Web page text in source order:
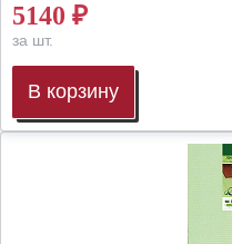
5140 ₽
за шт.
В корзину